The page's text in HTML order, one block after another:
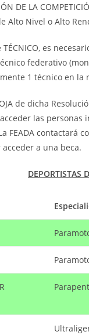
DE LA
Alto Nivel o Alto
es
federativo
1 técnico en la
de dicha
las personas
FEADA
a una beca.
DEPORTISTAS